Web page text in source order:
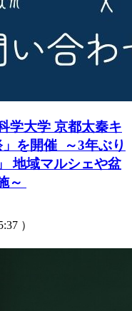
学大学 京都太秦キ
を開催 ～3年ぶり
地域マルシェや盆
～
）